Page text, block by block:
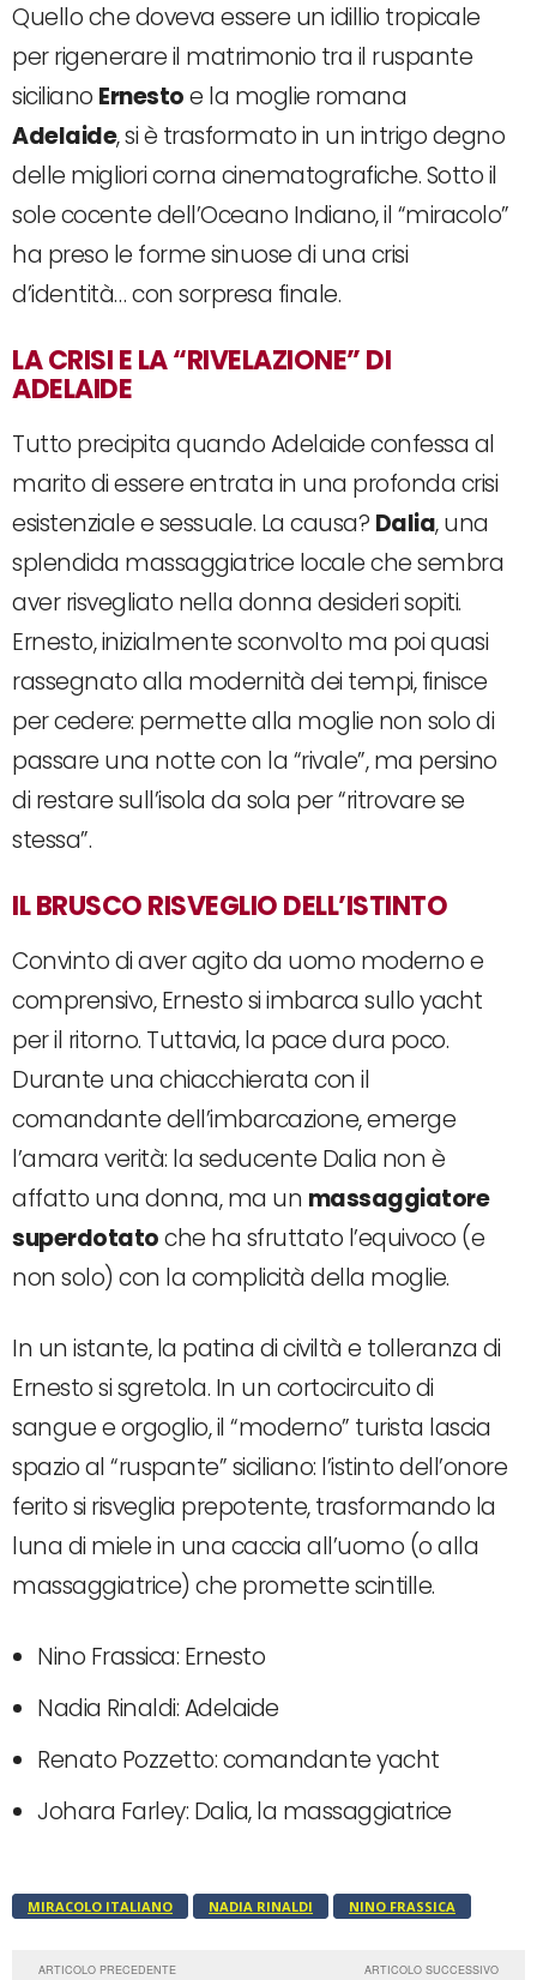
Quello che doveva essere un idillio tropicale
per rigenerare il matrimonio tra il ruspante
siciliano Ernestoe la moglie romana
Adelaide, si è trasformato in un intrigo degno
delle migliori corna cinematografiche. Sotto il
sole cocente dell’Oceano Indiano, il “miracolo”
ha preso le forme sinuose di una crisi
d’identità… con sorpresa finale.
LA CRISI E LA “RIVELAZIONE” DI
ADELAIDE
Tutto precipita quando Adelaide confessa al
marito di essere entrata in una profonda crisi
esistenziale e sessuale. La causa? Dalia, una
splendida massaggiatrice locale che sembra
aver risvegliato nella donna desideri sopiti.
Ernesto, inizialmente sconvolto ma poi quasi
rassegnato alla modernità dei tempi, finisce
per cedere: permette alla moglie non solo di
passare una notte con la “rivale”, ma persino
di restare sull’isola da sola per “ritrovare se
stessa”.
IL BRUSCO RISVEGLIO DELL’ISTINTO
Convinto di aver agito da uomo moderno e
comprensivo, Ernesto si imbarca sullo yacht
per il ritorno. Tuttavia, la pace dura poco.
Durante una chiacchierata con il
comandante dell’imbarcazione, emerge
l’amara verità: la seducente Dalia non è
affatto una donna, ma un massaggiatore
superdotatoche ha sfruttato l’equivoco (e
non solo) con la complicità della moglie.
In un istante, la patina di civiltà e tolleranza di
Ernesto si sgretola. In un cortocircuito di
sangue e orgoglio, il “moderno” turista lascia
spazio al “ruspante” siciliano: l’istinto dell’onore
ferito si risveglia prepotente, trasformando la
luna di miele in una caccia all’uomo (o alla
massaggiatrice) che promette scintille.
Nino Frassica: Ernesto
Nadia Rinaldi: Adelaide
Renato Pozzetto: comandante yacht
Johara Farley: Dalia, la massaggiatrice
MIRACOLO ITALIANO NADIA RINALDI NINO FRASSICA
ARTICOLO PRECEDENTE ARTICOLO SUCCESSIVO